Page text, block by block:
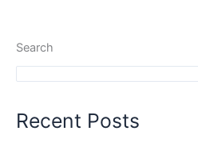
Search
Recent Posts